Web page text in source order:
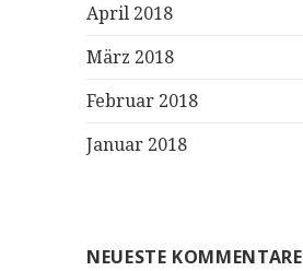
April 2018
März 2018
Februar 2018
Januar 2018
NEUESTE KOMMENTARE